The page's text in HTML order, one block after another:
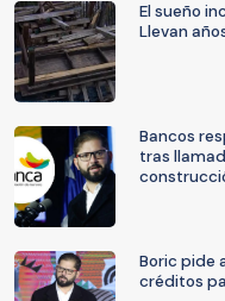
El sueño
Llevan
Bancos
tras
Boric pide
créditos